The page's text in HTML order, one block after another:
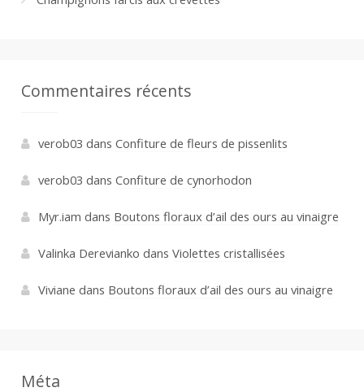
Commentaires récents
verob03 dans Confiture de fleurs de pissenlits
verob03 dans Confiture de cynorhodon
Myr.iam dans Boutons floraux d’ail des ours au vinaigre
Valinka Derevianko dans Violettes cristallisées
Viviane dans Boutons floraux d’ail des ours au vinaigre
Méta